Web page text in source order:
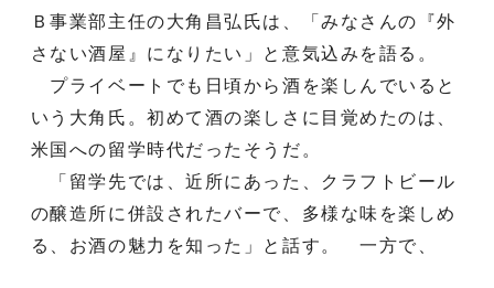
Ｂ事業部主任の大角昌弘氏は、「みなさんの『外
さない酒屋』になりたい」と意気込みを語る。
プライベートでも日頃から酒を楽しんでいると
いう大角氏。初めて酒の楽しさに目覚めたのは、
米国への留学時代だったそうだ。
「留学先では、近所にあった、クラフトビール
の醸造所に併設されたバーで、多様な味を楽しめ
る、お酒の魅力を知った」と話す。 一方で、